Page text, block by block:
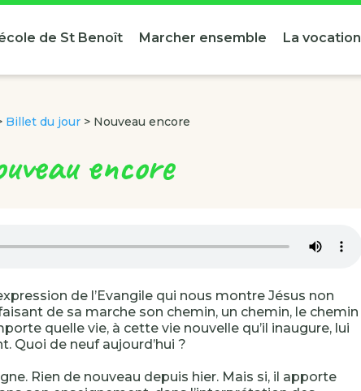
de St Benoît Marcher ensemble La vocation
Billet du jour> Nouveau encore
encore
de l’Evangile qui nous montre Jésus non
de sa marche son chemin, un chemin, le chemin
quelle vie, à cette vie nouvelle qu’il inaugure, lui
Quoi de neuf aujourd’hui ?
Rien de nouveau depuis hier. Mais si, il apporte